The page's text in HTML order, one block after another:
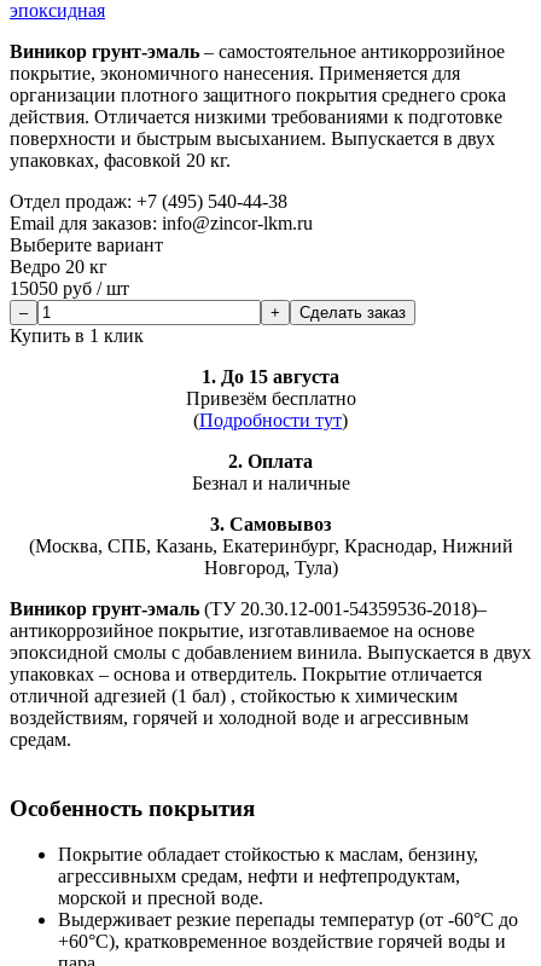
Виникор грунт-эмаль – самостоятельное антикоррозийное
покрытие, экономичного нанесения. Применяется для
организации плотного защитного покрытия среднего срока
действия. Отличается низкими требованиями к подготовке
поверхности и быстрым высыханием. Выпускается в двух
упаковках, фасовкой 20 кг.
Отдел продаж: +7 (495) 540-44-38
Email для заказов: info@zincor-lkm.ru
Выберите вариант
Ведро 20 кг
15050 руб /шт
Сделать заказ
Купить в 1 клик
1. До 15 августа
Привезём бесплатно
(Подробности тут)
2. Оплата
Безнал и наличные
3. Самовывоз
(Москва, СПБ, Казань, Екатеринбург, Краснодар, Нижний
Новгород, Тула)
Виникор грунт-эмаль (ТУ 20.30.12-001-54359536-2018)–
антикоррозийное покрытие, изготавливаемое на основе
эпоксидной смолы с добавлением винила. Выпускается в двух
упаковках – основа и отвердитель. Покрытие отличается
отличной адгезией (1 бал) , стойкостью к химическим
воздействиям, горячей и холодной воде и агрессивным
средам.
Особенность покрытия
Покрытие обладает стойкостью к маслам, бензину,
агрессивныхм средам, нефти и нефтепродуктам,
морской и пресной воде.
Выдерживает резкие перепады температур (от -60°С до
+60°С), кратковременное воздействие горячей воды и